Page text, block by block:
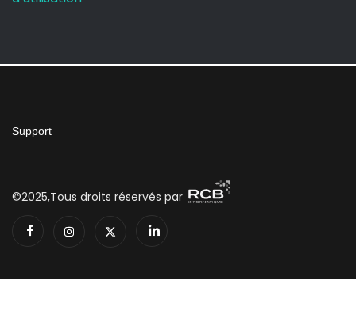
Support
©2025,Tous droits réservés par